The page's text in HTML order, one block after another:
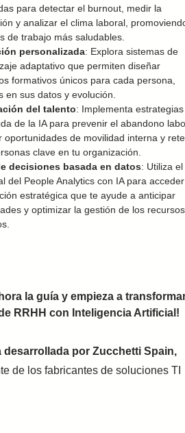
para detectar el burnout, medir la
y analizar el clima laboral,
de trabajo más saludables.
personalizada: Explora sistemas de
adaptativo que permiten diseñar
formativos únicos para cada persona,
en sus datos y evolución.
del talento: Implementa estrategias
de la IA para prevenir el abandono
oportunidades de movilidad interna y
clave en tu organización.
decisiones basada en datos: Utiliza el
del People Analytics con IA para
estratégica que te ayude a anticipar
y optimizar la gestión de los recursos
la guía y empieza a
RRHH con Inteligencia Artificial!
desarrollada por Zucchetti Spain,
de los fabricantes de soluciones TI